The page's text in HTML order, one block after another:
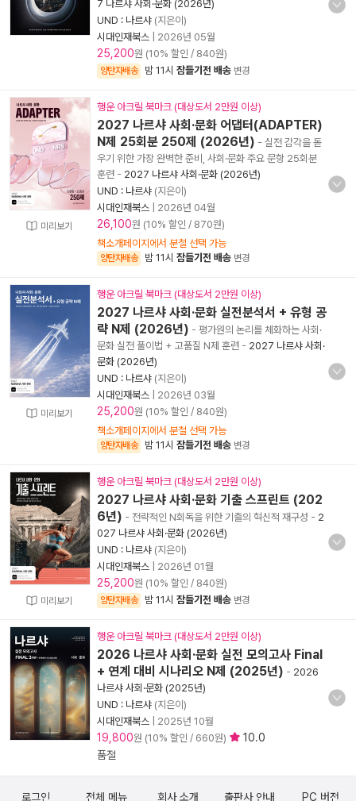
7 나르샤 사회·문화 (2026년)
UND : 나르샤 (지은이)
시대인재북스
2026년 05월
25,200원 (10% 할인 / 840원)
양탄자배송 밤 11시 잠들기전 배송 변경
미리보기
행운 아크릴 북마크 (대상도서 2만원 이상)
2027 나르샤 사회·문화 어댑터(ADAPTER)
N제 25회분 250제 (2026년) - 실전 감각을 돋
우기 위한 가장 완벽한 준비, 사회·문화 주요 문항 25회분
훈련 - 2027 나르샤 사회·문화 (2026년)
UND : 나르샤 (지은이)
시대인재북스
2026년 04월
26,100원 (10% 할인 / 870원)
책소개페이지에서 분철 선택 가능
양탄자배송 밤 11시 잠들기전 배송 변경
미리보기
행운 아크릴 북마크 (대상도서 2만원 이상)
2027 나르샤 사회·문화 실전분석서 + 유형 공
략 N제 (2026년) - 평가원의 논리를 체화하는 사회·
문화 실전 풀이법 + 고품질 N제 훈련 - 2027 나르샤 사회·
문화 (2026년)
UND : 나르샤 (지은이)
시대인재북스
2026년 03월
25,200원 (10% 할인 / 840원)
책소개페이지에서 분철 선택 가능
양탄자배송 밤 11시 잠들기전 배송 변경
미리보기
행운 아크릴 북마크 (대상도서 2만원 이상)
2027 나르샤 사회·문화 기출 스프린트 (202
6년) - 전략적인 N회독을 위한 기출의 혁신적 재구성 - 2
027 나르샤 사회·문화 (2026년)
UND : 나르샤 (지은이)
시대인재북스
2026년 01월
25,200원 (10% 할인 / 840원)
양탄자배송 밤 11시 잠들기전 배송 변경
행운 아크릴 북마크 (대상도서 2만원 이상)
2026 나르샤 사회·문화 실전 모의고사 Final
+ 연계 대비 시나리오 N제 (2025년) - 2026
나르샤 사회·문화 (2025년)
UND : 나르샤 (지은이)
시대인재북스
2025년 10월
19,800원 (10% 할인 / 660원)
10.0
품절
로그인 전체 메뉴 회사 소개 출판사 안내 PC 버전